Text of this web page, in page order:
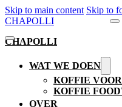
Skip to main content Skip to
CHAPOLLI
CHAPOLLI
WAT WE DOEN
KOFFIE
KOFFIE
OVER